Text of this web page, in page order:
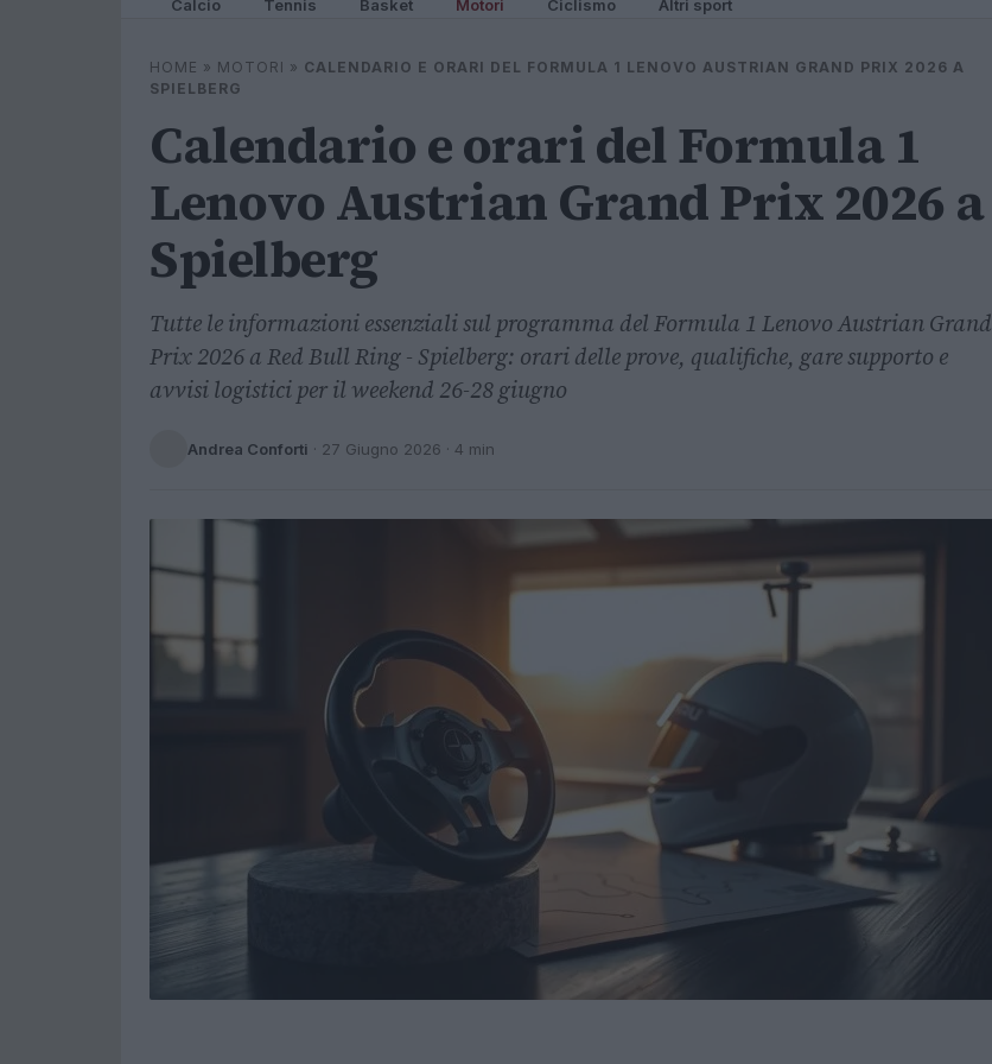
Calcio Tennis Basket Motori Ciclismo Altri sport
HOME » MOTORI » CALENDARIO E ORARI DEL FORMULA 1 LENOVO AUSTRIAN GRAND PRIX 2026 A
SPIELBERG
Calendario e orari del Formula 1
Lenovo Austrian Grand Prix 2026 a
Spielberg
Tutte le informazioni essenziali sul programma del Formula 1 Lenovo Austrian Grand
Prix 2026 a Red Bull Ring - Spielberg: orari delle prove, qualifiche, gare supporto e
avvisi logistici per il weekend 26-28 giugno
Andrea Conforti · 27 Giugno 2026 · 4 min